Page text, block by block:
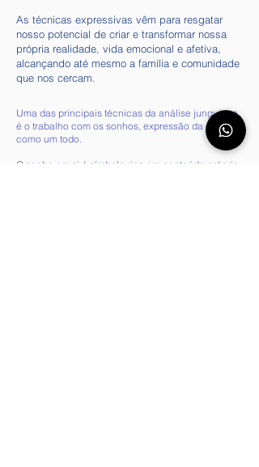
As técnicas expressivas vêm para resgatar
nosso potencial de criar e transformar nossa
própria realidade, vida emocional e afetiva,
alcançando até mesmo a família e comunidade
que nos cercam.
Uma das principais técnicas da análise junguiana
é o trabalho com os sonhos, expressão da psique
como um todo.
O sonho em si é símbolo rico em conteúdo próprio